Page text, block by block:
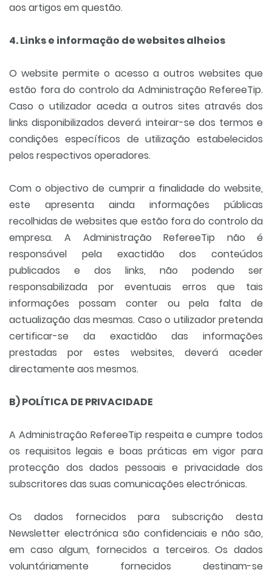
aos artigos em questão.
4. Links e informação de websites alheios
O website permite o acesso a outros websites que
estão fora do controlo da Administração RefereeTip.
Caso o utilizador aceda a outros sites através dos
links disponibilizados deverá inteirar-se dos termos e
condições específicos de utilização estabelecidos
pelos respectivos operadores.
Com o objectivo de cumprir a finalidade do website,
este apresenta ainda informações públicas
recolhidas de websites que estão fora do controlo da
empresa. A Administração RefereeTip não é
responsável pela exactidão dos conteúdos
publicados e dos links, não podendo ser
responsabilizada por eventuais erros que tais
informações possam conter ou pela falta de
actualização das mesmas. Caso o utilizador pretenda
certificar-se da exactidão das informações
prestadas por estes websites, deverá aceder
directamente aos mesmos.
B) POLÍTICA DE PRIVACIDADE
A Administração RefereeTip respeita e cumpre todos
os requisitos legais e boas práticas em vigor para
protecção dos dados pessoais e privacidade dos
subscritores das suas comunicações electrónicas.
Os dados fornecidos para subscrição desta
Newsletter electrónica são confidenciais e não são,
em caso algum, fornecidos a terceiros. Os dados
voluntáriamente fornecidos destinam-se